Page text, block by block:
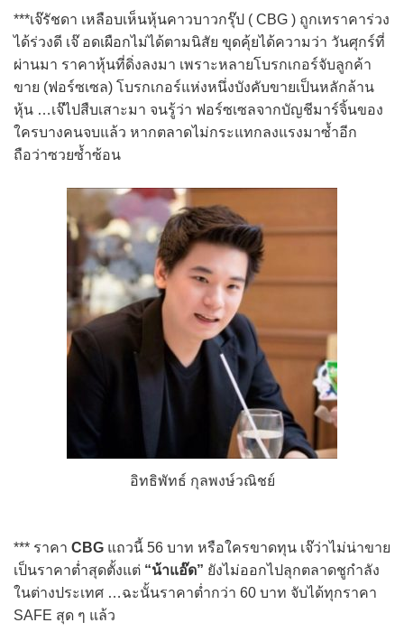
***เจ๊รัชดา เหลือบเห็นหุ้นคาวบาวกรุ๊ป ( CBG ) ถูกเทราคาร่วง
ได้ร่วงดี เจ๊ อดเผือกไม่ได้ตามนิสัย ขุดคุ้ยได้ความว่า วันศุกร์ที่
ผ่านมา ราคาหุ้นที่ดิ่งลงมา เพราะหลายโบรกเกอร์จับลูกค้า
ขาย (ฟอร์ซเซล) โบรกเกอร์แห่งหนึ่งบังคับขายเป็นหลักล้าน
หุ้น …เจ๊ไปสืบเสาะมา จนรู้ว่า ฟอร์ซเซลจากบัญชีมาร์จิ้นของ
ใครบางคนจบแล้ว หากตลาดไม่กระแทกลงแรงมาซ้ำอีก
ถือว่าซวยซ้ำซ้อน
อิทธิพัทธ์ กุลพงษ์วณิชย์
*** ราคา CBG แถวนี้ 56 บาท หรือใครขาดทุน เจ๊ว่าไม่น่าขาย
เป็นราคาต่ำสุดตั้งแต่ “น้าแอ๊ด” ยังไม่ออกไปลุกตลาดชูกำลัง
ในต่างประเทศ …ฉะนั้นราคาต่ำกว่า 60 บาท จับได้ทุกราคา
SAFE สุด ๆ แล้ว